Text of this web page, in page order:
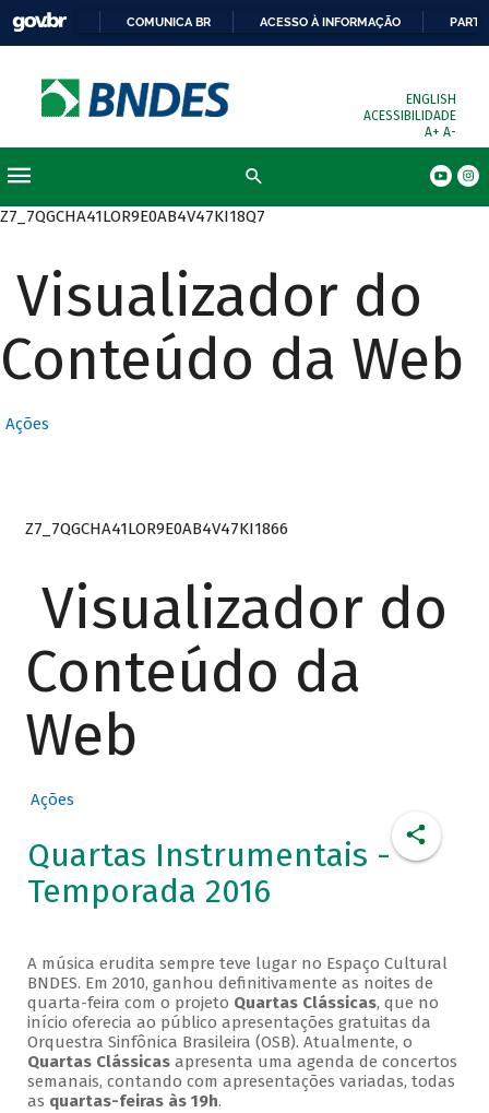
COMUNICA BR ACESSO À INFORMAÇÃO
ENGLISH
ACESSIBILIDADE
A+ A-
Z7_7QGCHA41LOR9E0AB4V47KI18Q7
Visualizador do
Conteúdo da Web
Ações
Z7_7QGCHA41LOR9E0AB4V47KI1866
Visualizador do
Conteúdo da
Web
Ações
Quartas Instrumentais -
Temporada 2016
A música erudita sempre teve lugar no Espaço Cultural
BNDES. Em 2010, ganhou definitivamente as noites de
quarta-feira com o projeto Quartas Clássicas, que no
início oferecia ao público apresentações gratuitas da
Orquestra Sinfônica Brasileira (OSB). Atualmente, o
Quartas Clássicasapresenta uma agenda de concertos
semanais, contando com apresentações variadas, todas
as quartas-feiras às 19h.